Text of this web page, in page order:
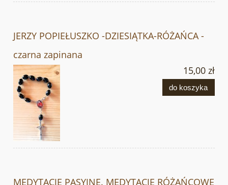
JERZY POPIEŁUSZKO -DZIESIĄTKA-RÓŻAŃCA -
czarna zapinana
15,00 zł
do koszyka
MEDYTACJE PASYJNE. MEDYTACJE RÓŻAŃCOWE